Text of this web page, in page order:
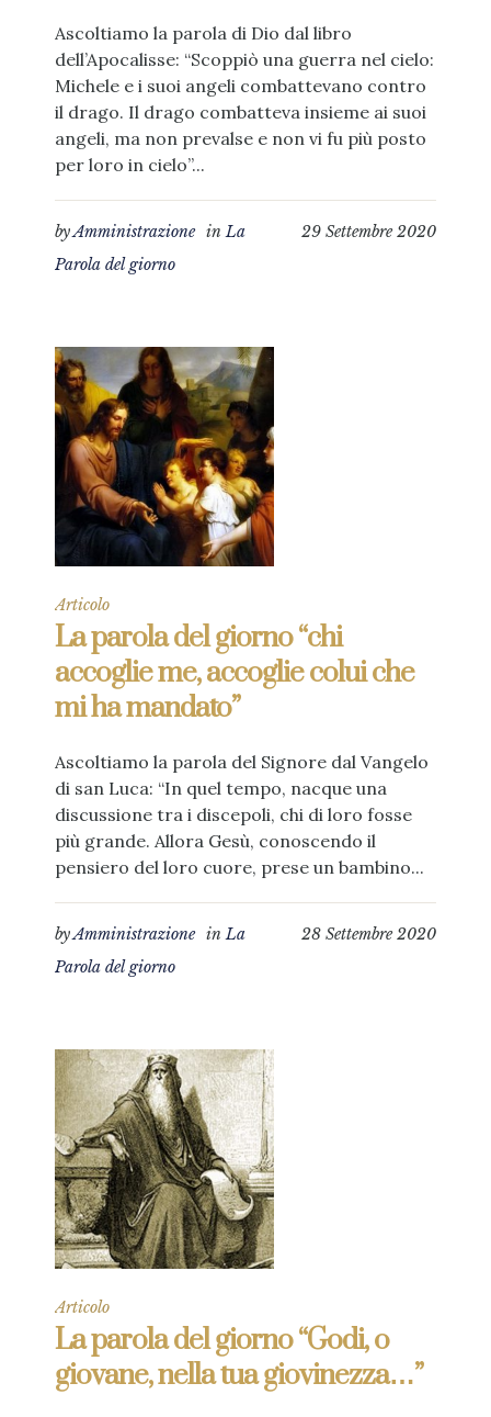
Ascoltiamo la parola di Dio dal libro
dell’Apocalisse: “Scoppiò una guerra nel cielo:
Michele e i suoi angeli combattevano contro
il drago. Il drago combatteva insieme ai suoi
angeli, ma non prevalse e non vi fu più posto
per loro in cielo”...
29 Settembre 2020
byAmministrazione inLa
Parola del giorno
Articolo
La parola del giorno “chi
accoglie me, accoglie colui che
mi ha mandato”
Ascoltiamo la parola del Signore dal Vangelo
di san Luca: “In quel tempo, nacque una
discussione tra i discepoli, chi di loro fosse
più grande. Allora Gesù, conoscendo il
pensiero del loro cuore, prese un bambino...
28 Settembre 2020
byAmministrazione inLa
Parola del giorno
Articolo
La parola del giorno “Godi, o
giovane, nella tua giovinezza…”